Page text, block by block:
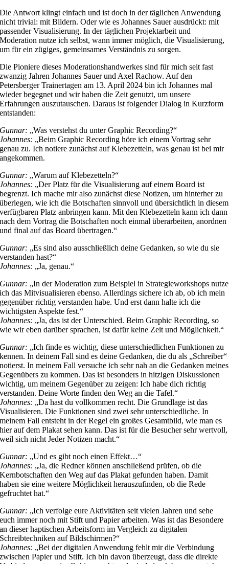
Die Antwort klingt einfach und ist doch in der täglichen Anwendung
nicht trivial: mit Bildern. Oder wie es Johannes Sauer ausdrückt: mit
passender Visualisierung. In der täglichen Projektarbeit und
Moderation nutze ich selbst, wann immer möglich, die Visualisierung,
um für ein zügiges, gemeinsames Verständnis zu sorgen.
Die Pioniere dieses Moderationshandwerkes sind für mich seit fast
zwanzig Jahren Johannes Sauer und Axel Rachow. Auf den
Petersberger Trainertagen am 13. April 2024 bin ich Johannes mal
wieder begegnet und wir haben die Zeit genutzt, um unsere
Erfahrungen auszutauschen. Daraus ist folgender Dialog in Kurzform
entstanden:
Gunnar: „Was verstehst du unter Graphic Recording?“
Johannes: „Beim Graphic Recording höre ich einem Vortrag sehr
genau zu. Ich notiere zunächst auf Klebezetteln, was genau ist bei mir
angekommen.
Gunnar: „Warum auf Klebezetteln?“
Johannes: „Der Platz für die Visualisierung auf einem Board ist
begrenzt. Ich mache mir also zunächst diese Notizen, um hinterher zu
überlegen, wie ich die Botschaften sinnvoll und übersichtlich in diesem
verfügbaren Platz anbringen kann. Mit den Klebezetteln kann ich dann
nach dem Vortrag die Botschaften noch einmal überarbeiten, anordnen
und final auf das Board übertragen.“
Gunnar: „Es sind also ausschließlich deine Gedanken, so wie du sie
verstanden hast?“
Johannes: „Ja, genau.“
Gunnar: „In der Moderation zum Beispiel in Strategieworkshops nutze
ich das Mitvisualisieren ebenso. Allerdings sichere ich ab, ob ich mein
gegenüber richtig verstanden habe. Und erst dann halte ich die
wichtigsten Aspekte fest.“
Johannes: „Ja, das ist der Unterschied. Beim Graphic Recording, so
wie wir eben darüber sprachen, ist dafür keine Zeit und Möglichkeit.“
Gunnar: „Ich finde es wichtig, diese unterschiedlichen Funktionen zu
kennen. In deinem Fall sind es deine Gedanken, die du als „Schreiber“
notierst. In meinem Fall versuche ich sehr nah an die Gedanken meines
Gegenübers zu kommen. Das ist besonders in hitzigen Diskussionen
wichtig, um meinem Gegenüber zu zeigen: Ich habe dich richtig
verstanden. Deine Worte finden den Weg an die Tafel.“
Johannes: „Da hast du vollkommen recht. Die Grundlage ist das
Visualisieren. Die Funktionen sind zwei sehr unterschiedliche. In
meinem Fall entsteht in der Regel ein großes Gesamtbild, wie man es
hier auf dem Plakat sehen kann. Das ist für die Besucher sehr wertvoll,
weil sich nicht Jeder Notizen macht.“
Gunnar: „Und es gibt noch einen Effekt…“
Johannes: „Ja, die Redner können anschließend prüfen, ob die
Kernbotschaften den Weg auf das Plakat gefunden haben. Damit
haben sie eine weitere Möglichkeit herauszufinden, ob die Rede
gefruchtet hat.“
Gunnar: „Ich verfolge eure Aktivitäten seit vielen Jahren und sehe
euch immer noch mit Stift und Papier arbeiten. Was ist das Besondere
an dieser haptischen Arbeitsform im Vergleich zu digitalen
Schreibtechniken auf Bildschirmen?“
Johannes: „Bei der digitalen Anwendung fehlt mir die Verbindung
zwischen Papier und Stift. Ich bin davon überzeugt, dass die direkte